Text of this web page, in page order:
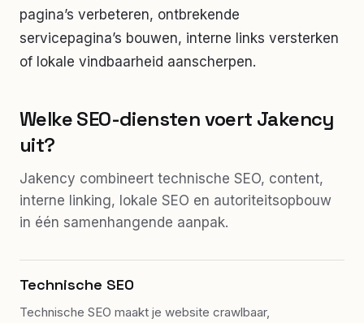
pagina’s verbeteren, ontbrekende
servicepagina’s bouwen, interne links versterken
of lokale vindbaarheid aanscherpen.
Welke SEO-diensten voert Jakency
uit?
Jakency combineert technische SEO, content,
interne linking, lokale SEO en autoriteitsopbouw
in één samenhangende aanpak.
Technische SEO
Technische SEO maakt je website crawlbaar,